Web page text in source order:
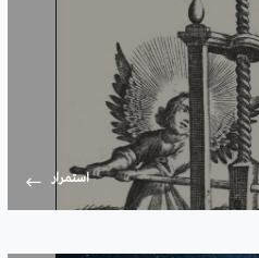
استمرار